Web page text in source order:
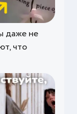
даже не
что